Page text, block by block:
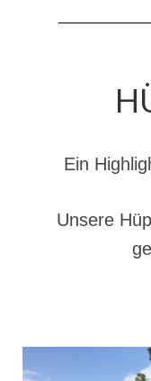
Tagesfahrt
Stützpunkt
Ein
Unsere